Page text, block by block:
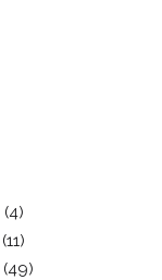
(4)
(11)
(49)